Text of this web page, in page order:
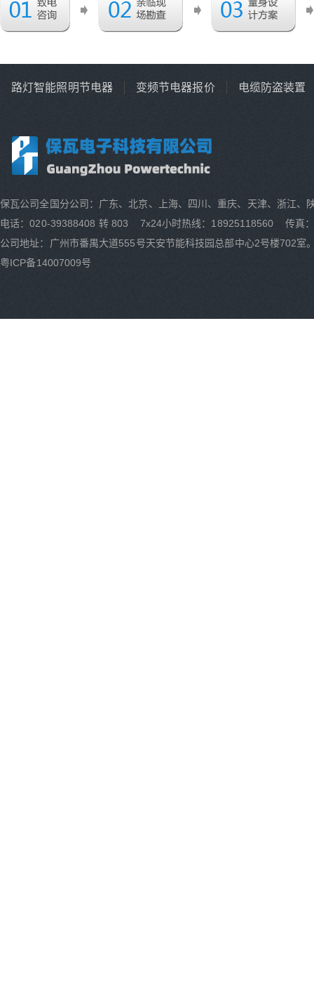
路灯智能照明节电器 变频节电器报价 电缆防盗装置
保瓦公司全国分公司：广东、北京、上海、四川、重庆、天津、浙江
电话：020-39388408 转 803 7x24小时热线：18925118560 传真
公司地址：广州市番禺大道555号天安节能科技园总部中心2号楼702室
粤ICP备14007009号